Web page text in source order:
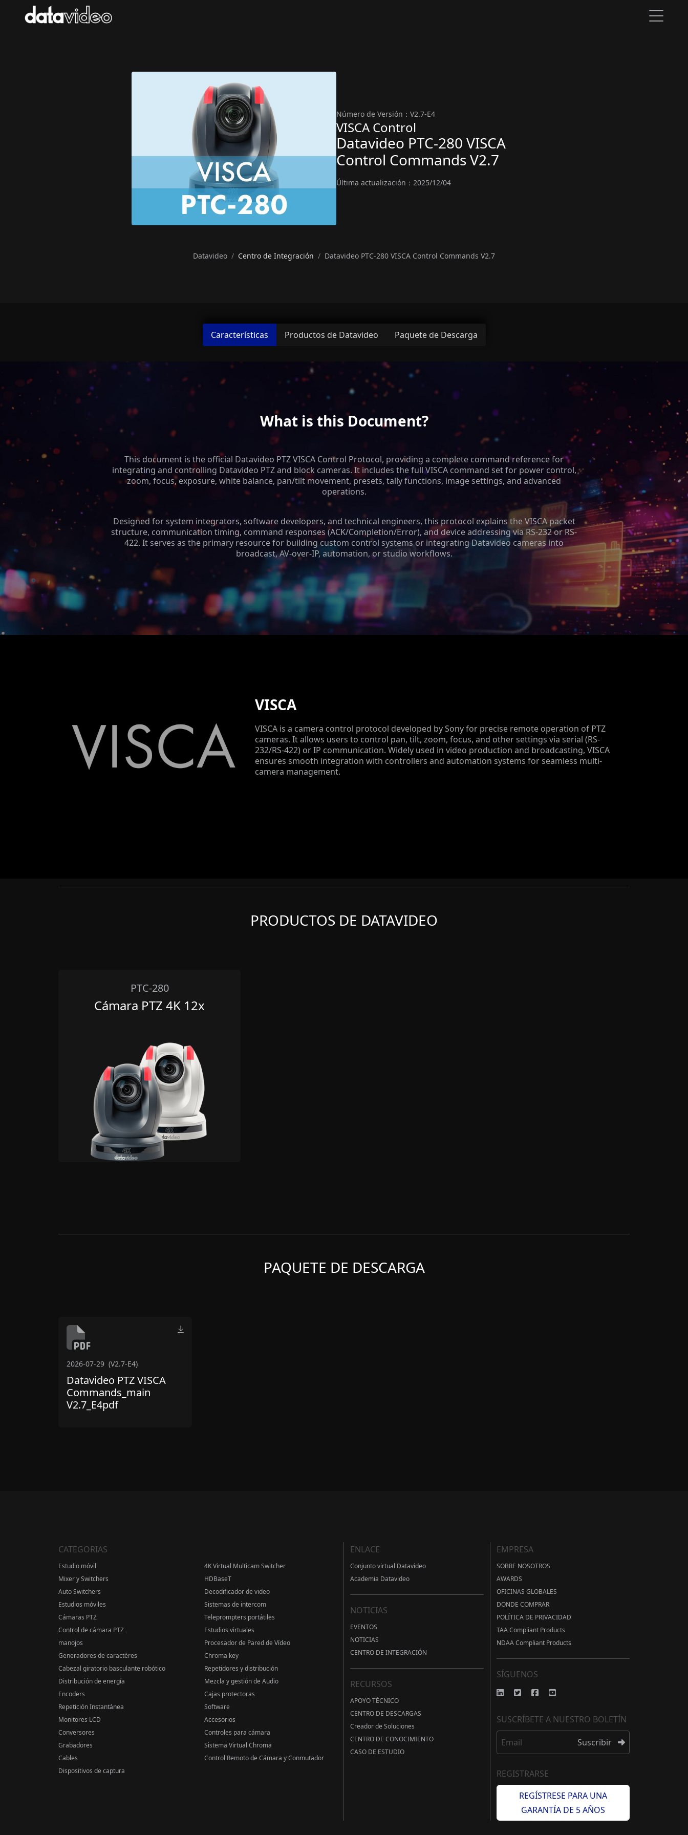
Número de Versión：V2.7-E4
VISCA Control
Datavideo PTC-280 VISCA
Control Commands V2.7
Última actualización：2025/12/04
Datavideo Centro de Integración Datavideo PTC-280 VISCA Control Commands V2.7
Características Productos de Datavideo Paquete de Descarga
What is this Document?
This document is the official Datavideo PTZ VISCA Control Protocol, providing a complete command reference for
integrating and controlling Datavideo PTZ and block cameras. It includes the full VISCA command set for power control,
zoom, focus, exposure, white balance, pan/tilt movement, presets, tally functions, image settings, and advanced
operations.
Designed for system integrators, software developers, and technical engineers, this protocol explains the VISCA packet
structure, communication timing, command responses (ACK/Completion/Error), and device addressing via RS-232 or RS-
422. It serves as the primary resource for building custom control systems or integrating Datavideo cameras into
broadcast, AV-over-IP, automation, or studio workflows.
VISCA
VISCA is a camera control protocol developed by Sony for precise remote operation of PTZ
cameras. It allows users to control pan, tilt, zoom, focus, and other settings via serial (RS-
232/RS-422) or IP communication. Widely used in video production and broadcasting, VISCA
ensures smooth integration with controllers and automation systems for seamless multi-
camera management.
PRODUCTOS DE DATAVIDEO
PTC-280
Cámara PTZ 4K 12x
PAQUETE DE DESCARGA
2026-07-29 (V2.7-E4)
Datavideo PTZ VISCA
Commands_main
V2.7_E4pdf
CATEGORIAS
Estudio móvil
Mixer y Switchers
Auto Switchers
Estudios móviles
Cámaras PTZ
Control de cámara PTZ
manojos
Generadores de caractéres
Cabezal giratorio basculante robótico
Distribución de energía
Encoders
Repetición Instantánea
Monitores LCD
Conversores
Grabadores
Cables
Dispositivos de captura
4K Virtual Multicam Switcher
HDBaseT
Decodificador de video
Sistemas de intercom
Teleprompters portátiles
Estudios virtuales
Procesador de Pared de Vídeo
Chroma key
Repetidores y distribución
Mezcla y gestión de Audio
Cajas protectoras
Software
Accesorios
Controles para cámara
Sistema Virtual Chroma
Control Remoto de Cámara y Conmutador
ENLACE
Conjunto virtual Datavideo
Academia Datavideo
NOTICIAS
EVENTOS
NOTICIAS
CENTRO DE INTEGRACIÓN
RECURSOS
APOYO TÉCNICO
CENTRO DE DESCARGAS
Creador de Soluciones
CENTRO DE CONOCIMIENTO
CASO DE ESTUDIO
EMPRESA
SOBRE NOSOTROS
AWARDS
OFICINAS GLOBALES
DONDE COMPRAR
POLÍTICA DE PRIVACIDAD
TAA Compliant Products
NDAA Compliant Products
SÍGUENOS
SUSCRÍBETE A NUESTRO BOLETÍN
Email Suscribir
REGISTRARSE
REGÍSTRESE PARA UNA
GARANTÍA DE 5 AÑOS